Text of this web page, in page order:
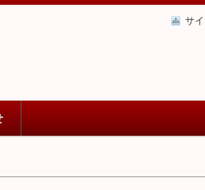
サ
ア：レディースリ
るために、スキンケア
。